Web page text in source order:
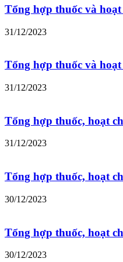
Tổng hợp thuốc và
31/12/2023
Tổng hợp thuốc và
31/12/2023
Tổng hợp thuốc, hoạt
31/12/2023
Tổng hợp thuốc, hoạt
30/12/2023
Tổng hợp thuốc, hoạt
30/12/2023